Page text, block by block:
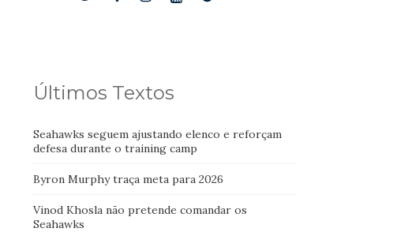
Últimos Textos
Seahawks seguem ajustando elenco e reforçam
defesa durante o training camp
Byron Murphy traça meta para 2026
Vinod Khosla não pretende comandar os
Seahawks